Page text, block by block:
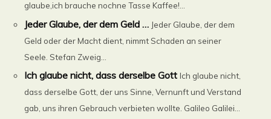
glaube,ich brauche nochne Tasse Kaffee!...
Jeder Glaube, der dem Geld … Jeder Glaube, der dem
Geld oder der Macht dient, nimmt Schaden an seiner
Seele. Stefan Zweig...
Ich glaube nicht, dass derselbe Gott Ich glaube nicht,
dass derselbe Gott, der uns Sinne, Vernunft und Verstand
gab, uns ihren Gebrauch verbieten wollte. Galileo Galilei...